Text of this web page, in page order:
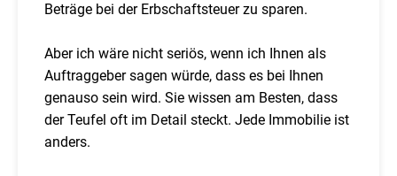
Beträge bei der Erbschaftsteuer zu sparen.
Aber ich wäre nicht seriös, wenn ich Ihnen als
Auftraggeber sagen würde, dass es bei Ihnen
genauso sein wird. Sie wissen am Besten, dass
der Teufel oft im Detail steckt. Jede Immobilie ist
anders.